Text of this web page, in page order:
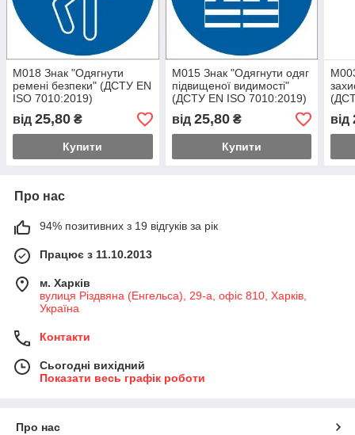
M018 Знак "Одягнути
ремені безпеки" (ДСТУ EN
ISO 7010:2019)
від 25,80 ₴
Купити
M015 Знак "Одягнути одяг
підвищеної видимості"
(ДСТУ EN ISO 7010:2019)
від 25,80₴
Купити
від
Про нас
94% позитивних з 19 відгуків за рік
Працює з 11.10.2013
м. Харків
вулиця Різдвяна (Енгельса), 29-а, офіс 810, Харків,
Україна
Контакти
Сьогодні вихідний
Показати весь графік роботи
Про нас